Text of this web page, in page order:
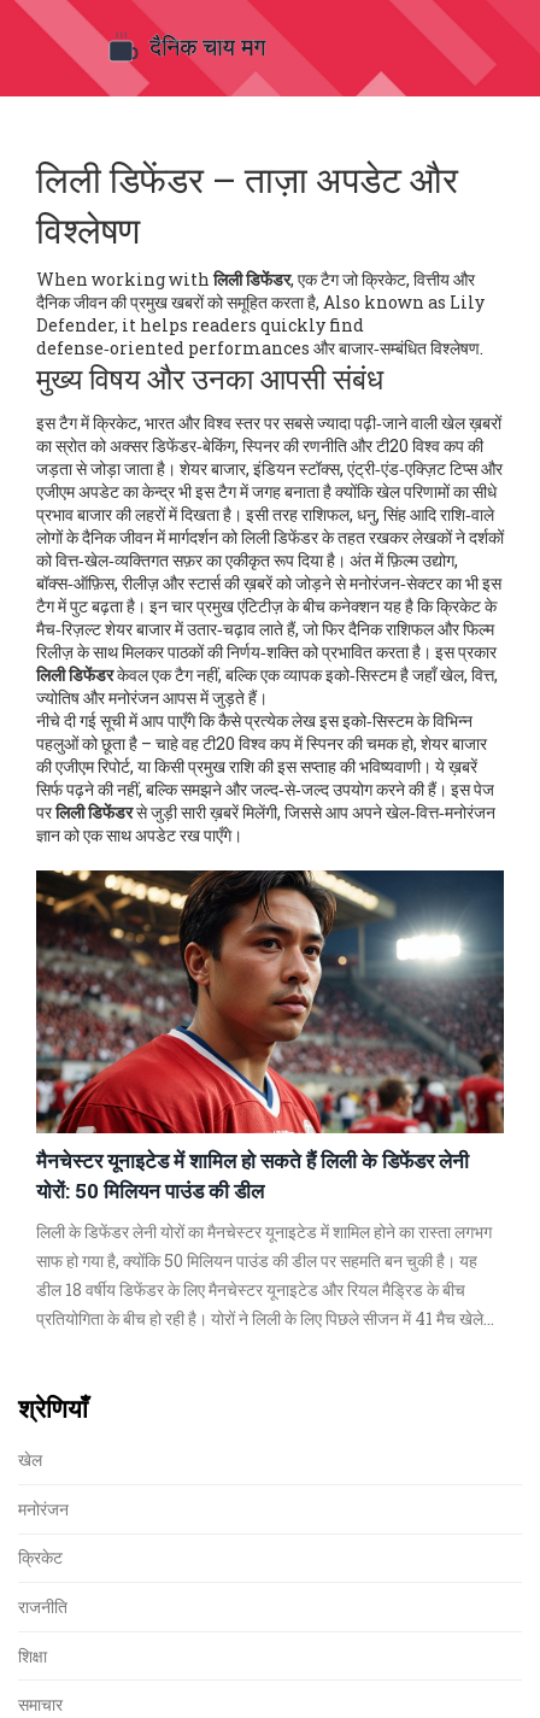
लिली डिफेंडर – ताज़ा अपडेट और
विश्लेषण
When working withलिली डिफेंडर, एक टैग जो क्रिकेट, वित्तीय और
दैनिक जीवन की प्रमुख खबरों को समूहित करता है, Also known as Lily
Defender, it helps readers quickly find
defense‑oriented performances और बाजार‑सम्बंधित विश्लेषण.
मुख्य विषय और उनका आपसी संबंध
इस टैग मेंक्रिकेट, भारत और विश्व स्तर पर सबसे ज्यादा पढ़ी‑जाने वाली खेल ख़बरों
का स्रोतको अक्सर डिफेंडर‑बेकिंग, स्पिनर की रणनीति और टी20 विश्व कप की
जड़ता से जोड़ा जाता है। शेयर बाजार, इंडियन स्टॉक्स, एंट्री‑एंड‑एक्ज़िट टिप्स और
एजीएम अपडेट का केन्द्रभी इस टैग में जगह बनाता है क्योंकि खेल परिणामों का सीधे
प्रभाव बाजार की लहरों में दिखता है। इसी तरहराशिफल, धनु, सिंह आदि राशि‑वाले
लोगों के दैनिक जीवन में मार्गदर्शनको लिली डिफेंडर के तहत रखकर लेखकों ने दर्शकों
को वित्त‑खेल‑व्यक्तिगत सफ़र का एकीकृत रूप दिया है। अंत मेंफ़िल्म उद्योग,
बॉक्स‑ऑफ़िस, रीलीज़ और स्टार्स की ख़बरेंको जोड़ने से मनोरंजन‑सेक्टर का भी इस
टैग में पुट बढ़ता है। इन चार प्रमुख एंटिटीज़ के बीच कनेक्शन यह है कि क्रिकेट के
मैच‑रिज़ल्ट शेयर बाजार में उतार‑चढ़ाव लाते हैं, जो फिर दैनिक राशिफल और फिल्म
रिलीज़ के साथ मिलकर पाठकों की निर्णय‑शक्ति को प्रभावित करता है। इस प्रकार
लिली डिफेंडरकेवल एक टैग नहीं, बल्कि एक व्यापक इको‑सिस्टम है जहाँ खेल, वित्त,
ज्योतिष और मनोरंजन आपस में जुड़ते हैं।
नीचे दी गई सूची में आप पाएँगे कि कैसे प्रत्येक लेख इस इको‑सिस्टम के विभिन्न
पहलुओं को छूता है – चाहे वह टी20 विश्व कप में स्पिनर की चमक हो, शेयर बाजार
की एजीएम रिपोर्ट, या किसी प्रमुख राशि की इस सप्ताह की भविष्यवाणी। ये ख़बरें
सिर्फ पढ़ने की नहीं, बल्कि समझने और जल्द‑से‑जल्द उपयोग करने की हैं। इस पेज
परलिली डिफेंडरसे जुड़ी सारी ख़बरें मिलेंगी, जिससे आप अपने खेल‑वित्त‑मनोरंजन
ज्ञान को एक साथ अपडेट रख पाएँगे।
मैनचेस्टर यूनाइटेड में शामिल हो सकते हैं लिली के डिफेंडर लेनी
योरों: 50 मिलियन पाउंड की डील
लिली के डिफेंडर लेनी योरों का मैनचेस्टर यूनाइटेड में शामिल होने का रास्ता लगभग
साफ हो गया है, क्योंकि 50 मिलियन पाउंड की डील पर सहमति बन चुकी है। यह
डील 18 वर्षीय डिफेंडर के लिए मैनचेस्टर यूनाइटेड और रियल मैड्रिड के बीच
प्रतियोगिता के बीच हो रही है। योरों ने लिली के लिए पिछले सीजन में 41 मैच खेले
श्रेणियाँ
खेल
मनोरंजन
क्रिकेट
राजनीति
शिक्षा
समाचार